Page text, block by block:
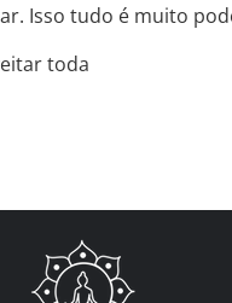
Isso tudo é muito
toda